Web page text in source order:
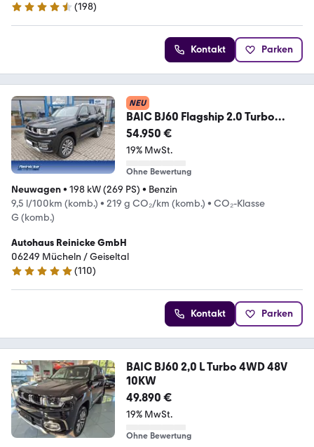
4.4 Sterne
(198)
Kontakt Parken
NEU
BAIC BJ60 Flagship 2.0 Turbo
MHEV 4WD AHK LED PANO
54.950 €
19% MwSt.
Ohne Bewertung
Neuwagen• 198 kW (269 PS) • Benzin
9,5 l/100km (komb.) • 219 g CO₂/km (komb.) • CO₂-Klasse
G (komb.)
Autohaus Reinicke GmbH
06249 Mücheln / Geiseltal
5 Sterne
(110)
Kontakt Parken
BAIC BJ60 2,0 L Turbo 4WD 48V
10KW
49.890 €
19% MwSt.
Ohne Bewertung